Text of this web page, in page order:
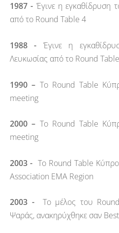
1987 - Έγινε η
από το Round Table 4
1988 - Έγινε η
Λευκωσίας από το Round
1990 – Το Round Table
meeting
2000 – Το Round Table
meeting
2003 - Το Round Table
Association EMA Region
2003 -Το μέλος του
Ψαράς, ανακηρύχθηκε σαν